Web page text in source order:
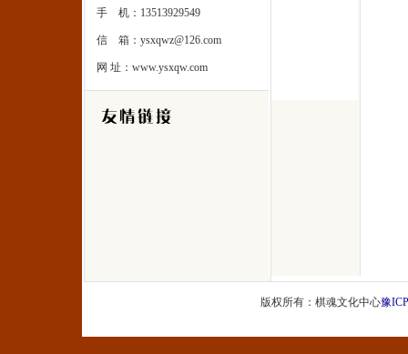
手 机：13513929549
信 箱：ysxqwz@126.com
网 址：www.ysxqw.com
版权所有：棋魂文化中心豫